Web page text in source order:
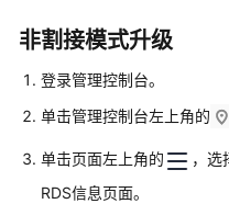
MySQL
速
入
for
非割接模式升级
登录管理控制台。
单击管理控制台左上角的
单击页面左上角的
，选
RDS信息页面。